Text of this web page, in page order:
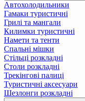
Автохолодильники
Гамаки туристичні
Грилі та мангали
Килимки туристичні
Намети та тенти
Спальні мішки
Стільці розкладні
Столи розкладні
Трекінгові палиці
Туристичні аксесуари
Шезлонги розкладні